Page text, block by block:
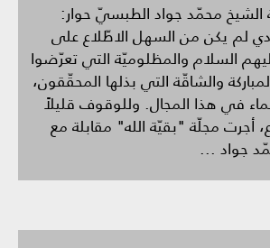
الشيخ محمّد جواد الطبسيّ حوار:
لم يكن من السهل الاطّلاع على
السلام والمظلوميّة التي تعرّضوا
والشاقّة التي بذلها المحقّقون،
في هذا المجال. وللوقوف قليلاً
أجرت مجلّة "بقيّة الله" مقابلة مع
جواد ...